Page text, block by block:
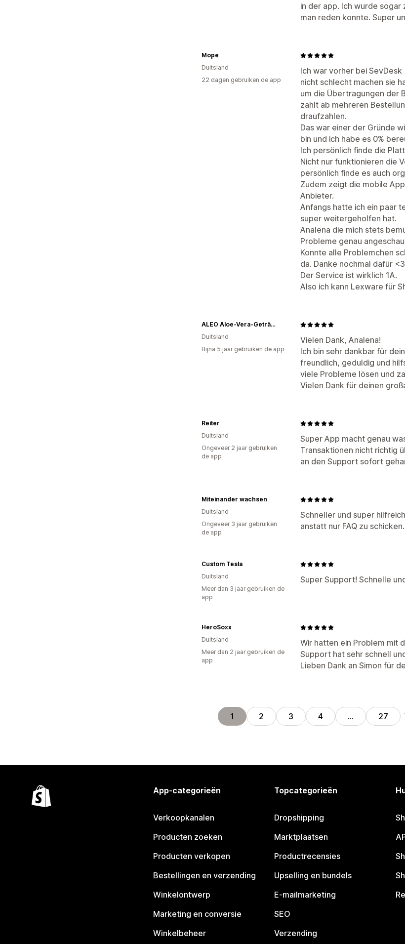
in der app. Ich wurde
man reden konnte. Super
Ich war vorher bei
nicht schlecht machen sie
um die Übertragungen der
zahlt ab mehreren
draufzahlen.
Das war einer der Gründe
bin und ich habe es 0%
Ich persönlich finde die
Nicht nur funktionieren die
persönlich finde es auch
Zudem zeigt die mobile
Anbieter.
Anfangs hatte ich ein paar
super weitergeholfen hat.
Analena die mich stets
Probleme genau
Konnte alle Problemchen
da. Danke nochmal dafür <3
Der Service ist wirklich 1A.
Also ich kann Lexware für
Mope
Duitsland
22 dagen gebruiken de app
Vielen Dank, Analena!
Ich bin sehr dankbar für
freundlich, geduldig und
viele Probleme lösen und
Vielen Dank für deinen
ALEO Aloe-Vera-Getränke
Duitsland
Bijna 5 jaar gebruiken de app
Super App macht genau
Transaktionen nicht richtig
an den Support sofort
Reiter
Duitsland
Ongeveer 2 jaar gebruiken
de app
Schneller und super
anstatt nur FAQ zu
Miteinander wachsen
Duitsland
Ongeveer 3 jaar gebruiken
de app
Super Support! Schnelle
Custom Tesla
Duitsland
Meer dan 3 jaar gebruiken de
app
Wir hatten ein Problem mit
Support hat sehr schnell
Lieben Dank an Simon für
HeroSoxx
Duitsland
Meer dan 2 jaar gebruiken de
app
1 2 3 4 … 27
App-categorieën
Verkoopkanalen
Producten zoeken
Producten verkopen
Bestellingen en verzending
Winkelontwerp
Marketing en conversie
Winkelbeheer
Topcategorieën
Dropshipping
Marktplaatsen
Productrecensies
Upselling en bundels
E-mailmarketing
SEO
Verzending